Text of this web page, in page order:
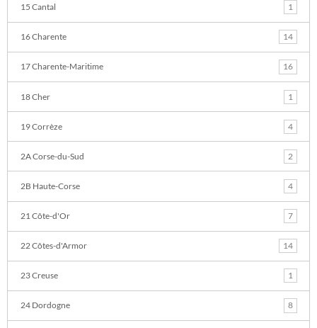
15 Cantal 1
16 Charente 14
17 Charente-Maritime 16
18 Cher 1
19 Corrèze 4
2A Corse-du-Sud 2
2B Haute-Corse 4
21 Côte-d'Or 7
22 Côtes-d'Armor 14
23 Creuse 1
24 Dordogne 8